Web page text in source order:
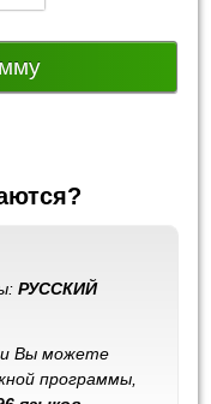
РУССКИЙ
Вы можете
программы,